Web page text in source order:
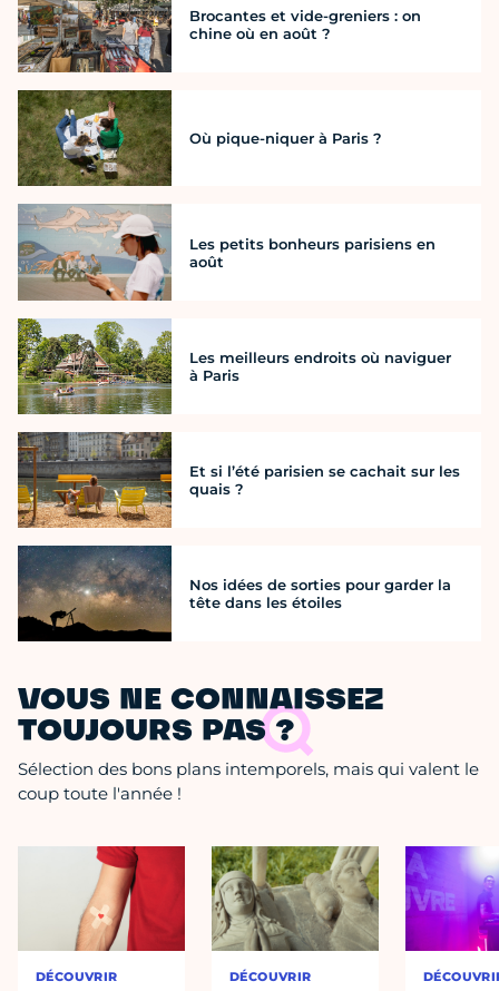
Brocantes et vide-greniers : on
chine où en août ?
Où pique-niquer à Paris ?
Les petits bonheurs parisiens en
août
Les meilleurs endroits où naviguer
à Paris
Et si l’été parisien se cachait sur les
quais ?
Nos idées de sorties pour garder la
tête dans les étoiles
VOUS NE CONNAISSEZ
TOUJOURS PAS ?
Sélection des bons plans intemporels, mais qui valent le
coup toute l'année !
DÉCOUVRIR DÉCOUVRIR